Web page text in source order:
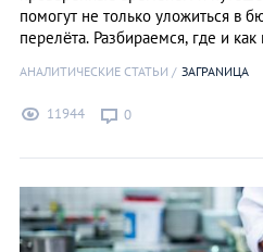
помогут не только уложиться в
перелёта. Разбираемся, где и как
АНАЛИТИЧЕСКИЕ СТАТЬИ ЗАГРАNИЦА
11944 0